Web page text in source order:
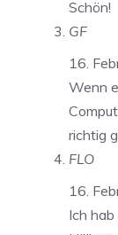
Schön!
GF
16.
Wenn
richtig
FLO
16.
Ich